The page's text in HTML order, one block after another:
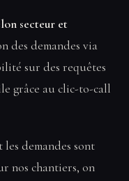
secteur et
des demandes via
sur des requêtes
grâce au clic-to-call
demandes sont
nos chantiers, on